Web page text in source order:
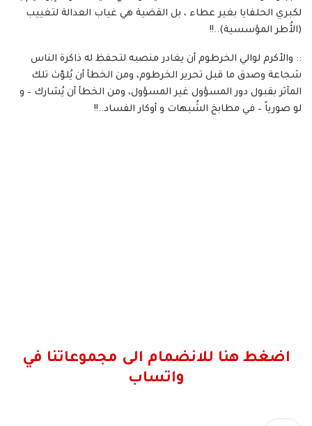
لكبري الحلفايا بغير عطاء ، بل القضية هي غياب العدالة لتغييب
(الأُطر المؤسسية)..!!
:: والأكرم لوالي الخرطوم أن يغادر منصبه لتحفظ له ذاكرة الناس
شجاعة وصدق ما قبل تحرير الخرطوم، ومن الخطأ أن يُلوّث تلك
المآثر بقبول دور المسؤول غير المسؤول، ومن الخطأ أن يُشارك – و
لو صورياً – في مطابخ الشُبهات و أوكار الفساد..!!
اضغط هنا للانضمام الى مجموعاتنا في
واتساب